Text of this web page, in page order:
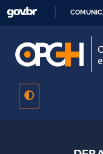
Pular
conteúdo
principal